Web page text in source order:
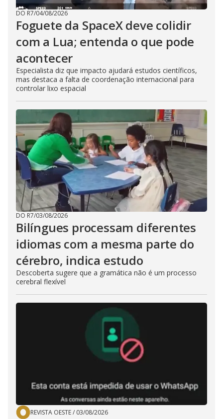
DO R7/04/08/2026
Foguete da SpaceX deve colidir
com a Lua; entenda o que pode
acontecer
Especialista diz que impacto ajudará estudos científicos,
mas destaca a falta de coordenação internacional para
controlar lixo espacial
DO R7/03/08/2026
Bilíngues processam diferentes
idiomas com a mesma parte do
cérebro, indica estudo
Descoberta sugere que a gramática não é um processo
cerebral flexível
REVISTA OESTE/ 03/08/2026